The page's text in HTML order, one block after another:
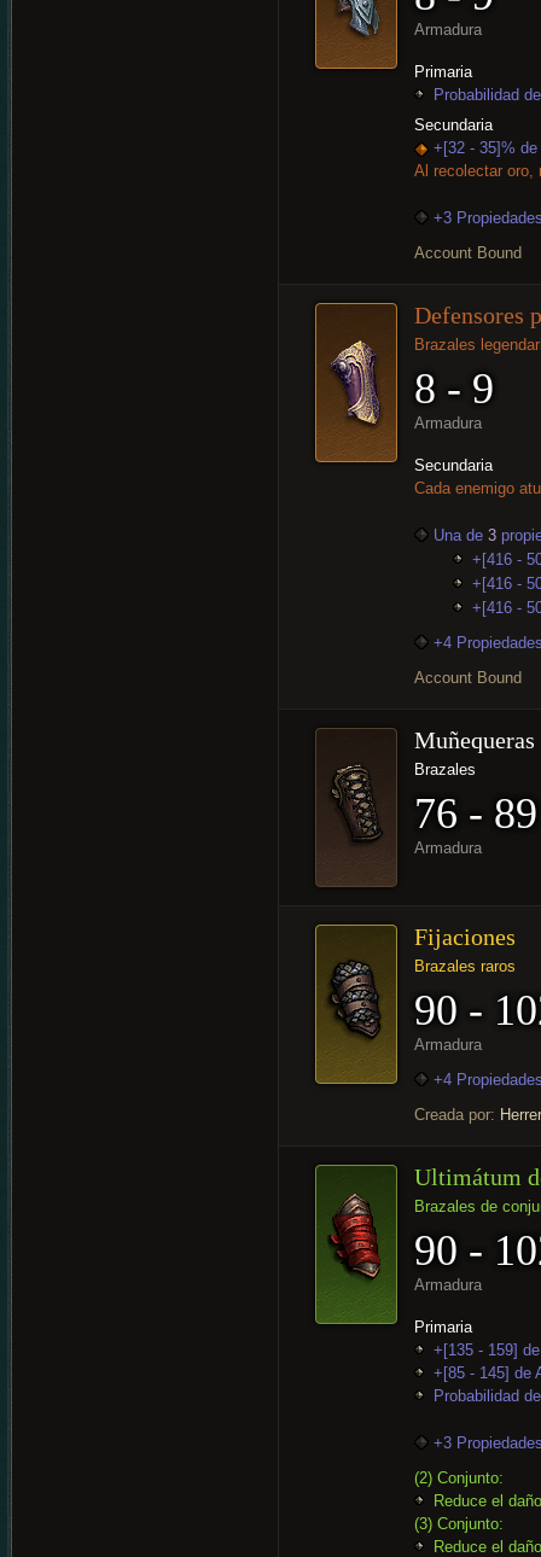
Armadura
Primaria
Probabilidad
Secundaria
+[32 - 35]%
Al recolectar
+3
Account Bound
Defensores
Brazales
8 - 9
Armadura
Secundaria
Cada enemigo
Una de 3
+[416 -
+[416 -
+[416 -
+4
Account Bound
Muñequeras
Brazales
76 - 89
Armadura
Fijaciones
Brazales raros
90 -
Armadura
+4
Creada por:
Ultimátum
Brazales de
90 -
Armadura
Primaria
+[135 - 159]
+[85 - 145] de
Probabilidad
+3
(2) Conjunto:
Reduce el
(3) Conjunto:
Reduce el